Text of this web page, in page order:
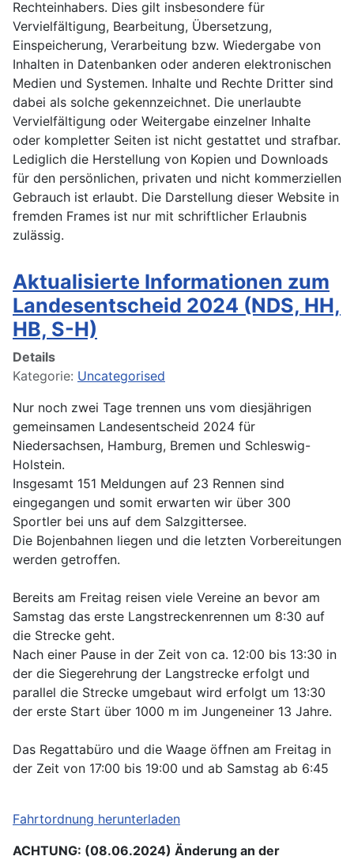
Rechteinhabers. Dies gilt insbesondere für
Vervielfältigung, Bearbeitung, Übersetzung,
Einspeicherung, Verarbeitung bzw. Wiedergabe von
Inhalten in Datenbanken oder anderen elektronischen
Medien und Systemen. Inhalte und Rechte Dritter sind
dabei als solche gekennzeichnet. Die unerlaubte
Vervielfältigung oder Weitergabe einzelner Inhalte
oder kompletter Seiten ist nicht gestattet und strafbar.
Lediglich die Herstellung von Kopien und Downloads
für den persönlichen, privaten und nicht kommerziellen
Gebrauch ist erlaubt. Die Darstellung dieser Website in
fremden Frames ist nur mit schriftlicher Erlaubnis
zulässig.
Aktualisierte Informationen zum
Landesentscheid 2024 (NDS, HH,
HB, S-H)
Details
Kategorie: Uncategorised
Nur noch zwei Tage trennen uns vom diesjährigen
gemeinsamen Landesentscheid 2024 für
Niedersachsen, Hamburg, Bremen und Schleswig-
Holstein.
Insgesamt 151 Meldungen auf 23 Rennen sind
eingegangen und somit erwarten wir über 300
Sportler bei uns auf dem Salzgittersee.
Die Bojenbahnen liegen und die letzten Vorbereitungen
werden getroffen.
Bereits am Freitag reisen viele Vereine an bevor am
Samstag das erste Langstreckenrennen um 8:30 auf
die Strecke geht.
Nach einer Pause in der Zeit von ca. 12:00 bis 13:30 in
der die Siegerehrung der Langstrecke erfolgt und
parallel die Strecke umgebaut wird erfolgt um 13:30
der erste Start über 1000 m im Jungeneiner 13 Jahre.
Das Regattabüro und die Waage öffnen am Freitag in
der Zeit von 17:00 bis 19:00 und ab Samstag ab 6:45
Fahrtordnung herunterladen
ACHTUNG: (08.06.2024) Änderung an der